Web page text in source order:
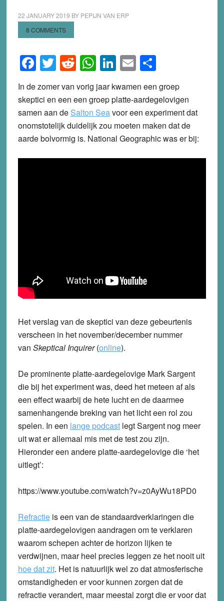
22 JANUARY 2019 BY PEPIJN VAN ERP
8 COMMENTS
Facebook
Twitter
Reddit
WhatsApp
LinkedIn
EmailShare
In de zomer van vorig jaar kwamen een groep
skeptici en een een groep platte-aardegelovigen
samen aan de Salton Seavoor een experiment dat
onomstotelijk duidelijk zou moeten maken dat de
aarde bolvormig is. National Geographic was er bij:
Het verslag van de skeptici van deze gebeurtenis
verscheen in het november/december nummer
van Skeptical Inquirer(online).
De prominente platte-aardegelovige Mark Sargent
die bij het experiment was, deed het meteen af als
een effect waarbij de hete lucht en de daarmee
samenhangende breking van het licht een rol zou
spelen. In een lange podcastlegt Sargent nog meer
uit wat er allemaal mis met de test zou zijn.
Hieronder een andere platte-aardegelovige die ‘het
uitlegt’:
https://www.youtube.com/watch?v=z0AyWu18PD0
Refractieis een van de standaardverklaringen die
platte-aardegelovigen aandragen om te verklaren
waarom schepen achter de horizon lijken te
verdwijnen, maar heel precies leggen ze het nooit uit
hoe dat zit. Het is natuurlijk wel zo dat atmosferische
omstandigheden er voor kunnen zorgen dat de
refractie verandert, maar meestal zorgt die er voor dat